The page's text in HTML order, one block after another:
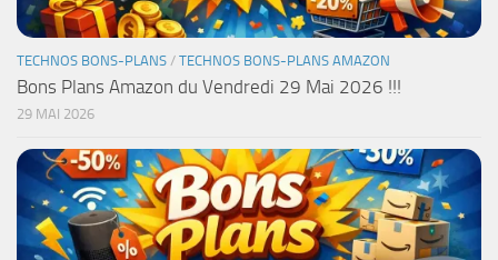
TECHNOS BONS-PLANS / TECHNOS BONS-PLANS AMAZON
Bons Plans Amazon du Vendredi 29 Mai 2026 !!!
29 MAI 2026